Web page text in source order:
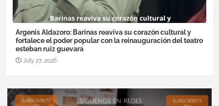
Argenis Aldazoro: Barinas reaviva su corazón cultural y
fortalece el poder popular con la reinauguración del teatro
esteban ruiz guevara
July 27, 2026